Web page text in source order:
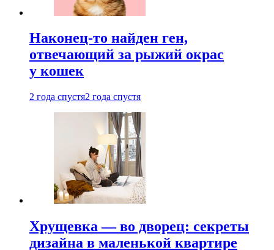
Наконец-то найден ген,
отвечающий за рыжий окрас
у кошек
2 года спустя2 года спустя
Хрущевка — во дворец: секреты
дизайна в маленькой квартире